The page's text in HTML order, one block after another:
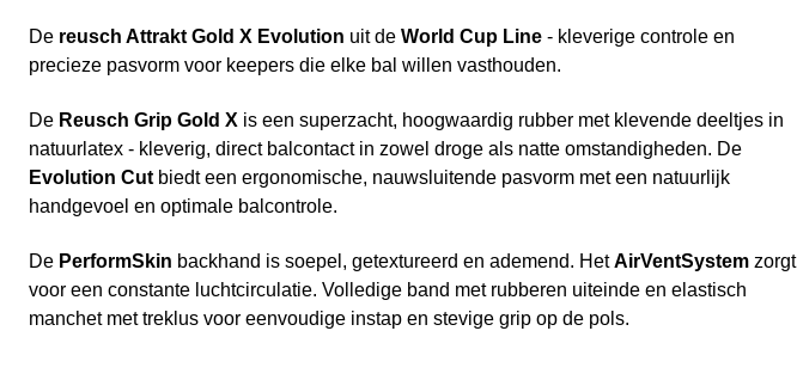
De reusch Attrakt Gold X Evolution uit de World Cup Line - kleverige controle en
precieze pasvorm voor keepers die elke bal willen vasthouden.
De Reusch Grip Gold X is een superzacht, hoogwaardig rubber met klevende deeltjes in
natuurlatex - kleverig, direct balcontact in zowel droge als natte omstandigheden. De
Evolution Cutbiedt een ergonomische, nauwsluitende pasvorm met een natuurlijk
handgevoel en optimale balcontrole.
De PerformSkin backhand is soepel, getextureerd en ademend. HetAirVentSystem zorgt
voor een constante luchtcirculatie. Volledige band met rubberen uiteinde en elastisch
manchet met treklus voor eenvoudige instap en stevige grip op de pols.